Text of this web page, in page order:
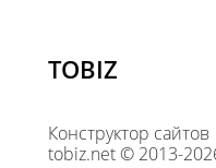
TOBIZ
Конструктор сайтов
tobiz.net © 2013-